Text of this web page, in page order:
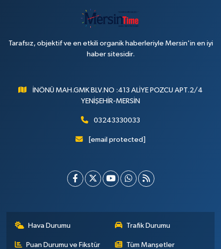
Tarafsız, objektif ve en etkili organik haberleriyle Mersin'in en iyi
haber sitesidir.
İNÖNÜ MAH.GMK BLV.NO :413 ALİYE POZCU APT.2/4
YENİŞEHİR-MERSİN
03243330033
[email protected]
Hava Durumu Trafik Durumu
Puan Durumu ve Fikstür Tüm Manşetler